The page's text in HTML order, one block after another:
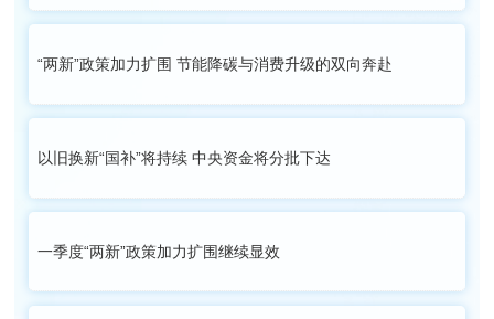
“两新”政策加力扩围 节能降碳与消费升级的双向奔赴
以旧换新“国补”将持续 中央资金将分批下达
一季度“两新”政策加力扩围继续显效